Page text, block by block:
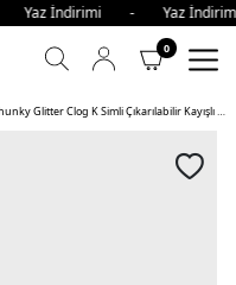
İndirimi - Yaz
0
Crocs Classic Chunky Glitter Clog K Simli Çıkarılabilir Kayışlı Kız Çocuk Terlik